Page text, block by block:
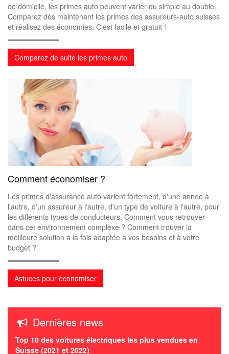
de domicile, les primes auto peuvent varier du simple au double.
Comparez dès maintenant les primes des assureurs-auto suisses
et réalisez des économies. C'est facile et gratuit !
Comparez de suite les primes auto
Comment économiser ?
Les primes d'assurance auto varient fortement, d'une année à
l'autre, d'un assureur à l'autre, d'un type de voiture à l'autre, pour
les différents types de conducteurs. Comment vous retrouver
dans cet environnement complexe ? Comment trouver la
meilleure solution à la fois adaptée à vos besoins et à votre
budget ?
Dernières news
Top 10 des voitures électriques les plus vendues en
Suisse (2021 et 2022)